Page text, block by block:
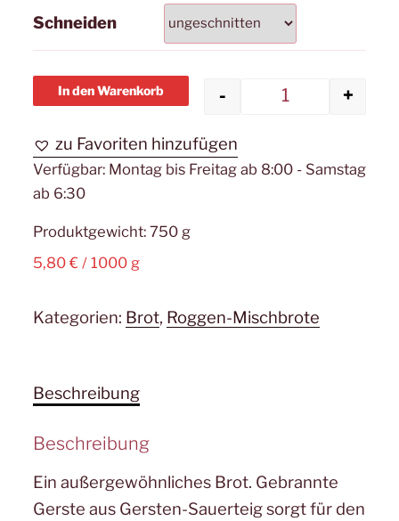
Schneiden
Gutsherren-
- +
In den Warenkorb
zu Favoriten hinzufügen
Verfügbar: Montag bis Freitag ab 8:00 - Samstag
ab 6:30
Produktgewicht: 750 g
5,80€ / 1000 g
Kategorien: Brot, Roggen-Mischbrote
Beschreibung
Beschreibung
Ein außergewöhnliches Brot. Gebrannte
Gerste aus Gersten-Sauerteig sorgt für den